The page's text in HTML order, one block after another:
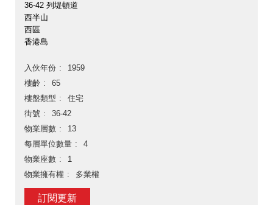
36-42 列堤頓道
西半山
西區
香港島
入伙年份
1959
樓齡
65
樓盤類型
住宅
街號
36-42
物業層數
13
每層單位數量
4
物業座數
1
物業擁有權
多業權
訂閱更新